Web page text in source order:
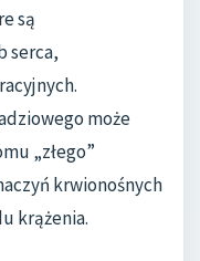
są
serca,
może
„złego”
krwionośnych
krążenia.